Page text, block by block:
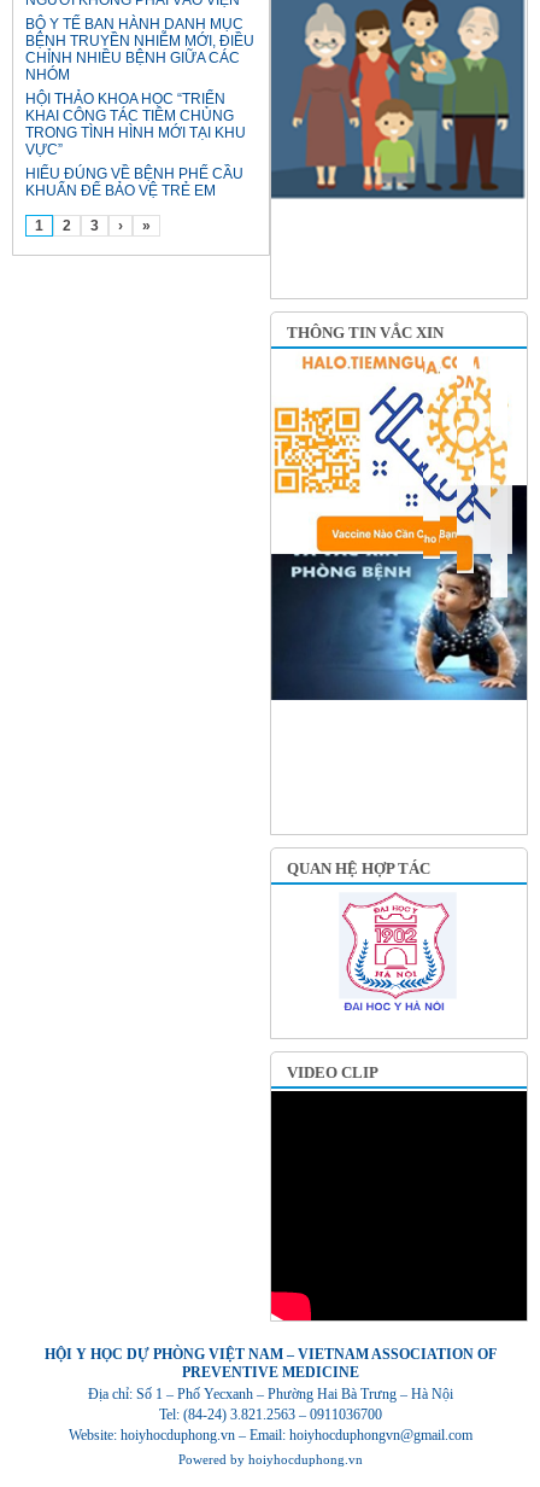
BỘ Y TẾ BAN HÀNH DANH MỤC
BỆNH TRUYỀN NHIỄM MỚI, ĐIỀU
CHỈNH NHIỀU BỆNH GIỮA CÁC
NHÓM
HỘI THẢO KHOA HỌC “TRIỂN
KHAI CÔNG TÁC TIÊM CHỦNG
TRONG TÌNH HÌNH MỚI TẠI KHU
VỰC”
HIỂU ĐÚNG VỀ BỆNH PHẾ CẦU
KHUẨN ĐỂ BẢO VỆ TRẺ EM
1 2 3 › »
THÔNG TIN VẮC XIN
QUAN HỆ HỢP TÁC
VIDEO CLIP
HỘI Y HỌC DỰ PHÒNG VIỆT NAM – VIETNAM ASSOCIATION OF
PREVENTIVE MEDICINE
Địa chỉ: Số 1 – Phố Yecxanh – Phường Hai Bà Trưng – Hà Nội
Tel: (84-24) 3.821.2563 – 0911036700
Website: hoiyhocduphong.vn – Email: hoiyhocduphongvn@gmail.com
Powered by hoiyhocduphong.vn